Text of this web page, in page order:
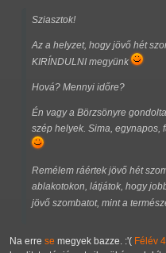
Sziasztok!
Az a helyzet, hogy jövő hét
KIRÍNDULNI megyünk
Hová? Mennyi időre?
Én vagy a Börzsönyre
szép helyek. Sima, egynapos,
Remélem ráértek jövő hét
ablakotokon, látjátok, hogy
jövő szombatot, mint a
Na erre se megyek bazze. :'( Félév